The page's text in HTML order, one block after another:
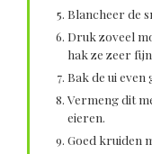
Blancheer de
Druk zoveel
hak ze zeer
Bak de ui
Vermeng dit
eieren.
Goed kruiden